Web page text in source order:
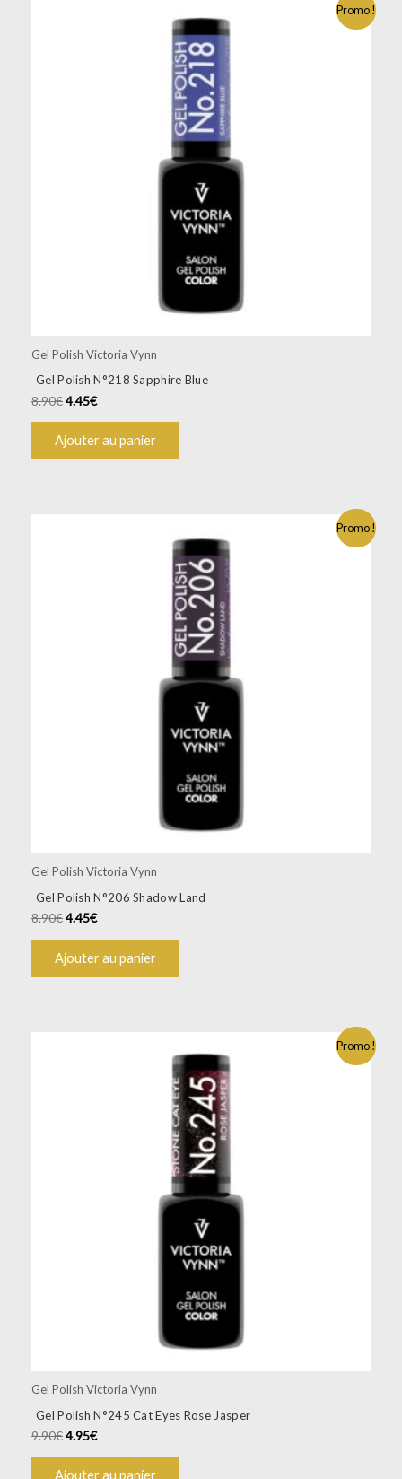
Promo !
Gel Polish Victoria Vynn
Gel Polish N°218 Sapphire Blue
8.90€4.45€
Ajouter au panier
Promo !
Gel Polish Victoria Vynn
Gel Polish N°206 Shadow Land
8.90€4.45€
Ajouter au panier
Promo !
Gel Polish Victoria Vynn
Gel Polish N°245 Cat Eyes Rose Jasper
9.90€4.95€
Ajouter au panier